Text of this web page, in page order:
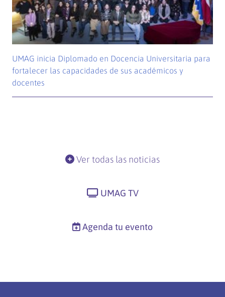
UMAG inicia Diplomado en Docencia Universitaria para
fortalecer las capacidades de sus académicos y
docentes
Ver todas las noticias
UMAG TV
Agenda tu evento